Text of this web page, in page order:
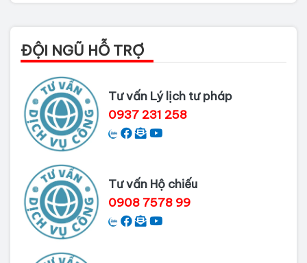
Thủ tục làm Lý Lịch Tư Pháp tại Hồ
Chí Minh
Thủ tục làm lý lịch tư pháp tại Đồng
Nai
Dịch vụ làm phiếu lý lịch tư pháp
Thủ tục làm Lý lịch tư pháp tại Bình
Dương
ĐỘI NGŨ HỖ TRỢ
Tư vấn Lý lịch tư pháp
0937 231 258
Tư vấn Hộ chiếu
0908 7578 99